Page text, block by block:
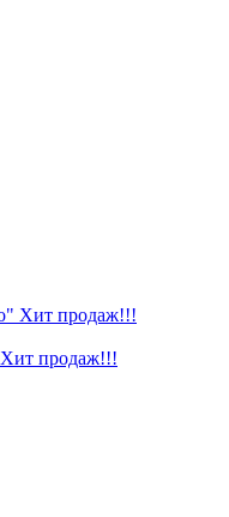
продаж!!!